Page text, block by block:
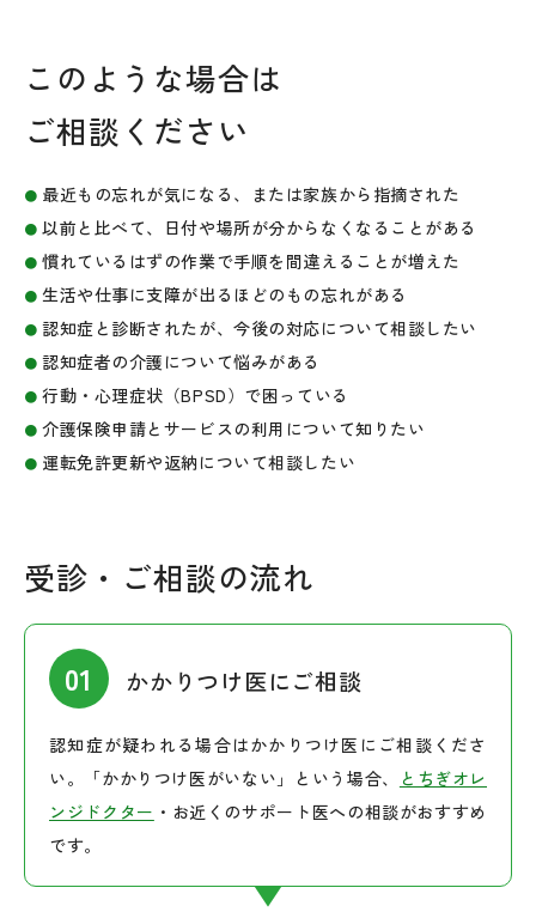
このような場合は
ご相談ください
最近もの忘れが気になる、または家族から指摘された
以前と比べて、日付や場所が分からなくなることがある
慣れているはずの作業で手順を間違えることが増えた
生活や仕事に支障が出るほどのもの忘れがある
認知症と診断されたが、今後の対応について相談したい
認知症者の介護について悩みがある
行動・心理症状（BPSD）で困っている
介護保険申請とサービスの利用について知りたい
運転免許更新や返納について相談したい
受診・ご相談の流れ
かかりつけ医にご相談
認知症が疑われる場合はかかりつけ医にご相談くださ
い。「かかりつけ医がいない」という場合、
とちぎオレ
ンジドクター ・お近くのサポート医への相談がおすすめ
です。